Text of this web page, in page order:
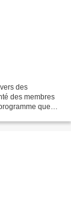
des
des membres
que